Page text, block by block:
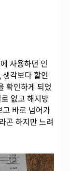
사용하던 인
각보다 할인
확인하게 되었
없고 해지방
바로 넘어가
곤 하지만 느려